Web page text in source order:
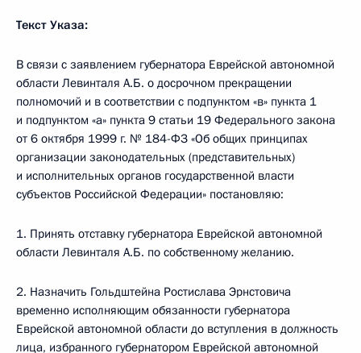
Текст Указа:
В связи с заявлением губернатора Еврейской автономной
области Левинталя А.Б. о досрочном прекращении
полномочий и в соответствии с подпунктом «в» пункта 1
и подпунктом «а» пункта 9 статьи 19 Федерального закона
от 6 октября 1999 г. № 184-ФЗ «Об общих принципах
организации законодательных (представительных)
и исполнительных органов государственной власти
субъектов Российской Федерации» постановляю:
1. Принять отставку губернатора Еврейской автономной
области Левинталя А.Б. по собственному желанию.
2. Назначить Гольдштейна Ростислава Эрнстовича
временно исполняющим обязанности губернатора
Еврейской автономной области до вступления в должность
лица, избранного губернатором Еврейской автономной